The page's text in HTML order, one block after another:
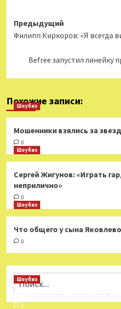
Навигация
записи
Предыдущий
Филипп Киркоров: «Я всегда
Befree запустил линейку
Похожие записи:
Шоубиз
Мошенники взялись за звезд
0
Шоубиз
Сергей Жигунов: «Играть
неприлично»
0
Шоубиз
Что общего у сына
0
Найти:
Шоубиз
Мошенники взялись за
0